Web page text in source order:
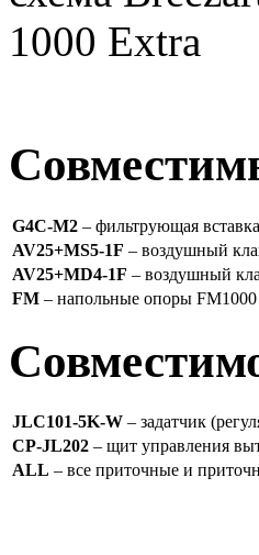
G4C-M2 – фильтрующая
AV25+MS5-1F – воздушный
AV25+MD4-1F – воздушный
FM – напольные опоры
JLC101-5K-W – задатчик
CP-JL202 – щит управления
ALL – все приточные и